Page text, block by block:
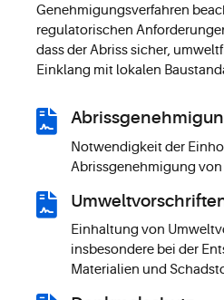
Genehmigungsverfahren
regulatorischen
dass der Abriss sicher,
Einklang mit lokalen
Notwendigkeit der
Abrissgenehmigung
Einhaltung von
insbesondere bei der
Materialien und